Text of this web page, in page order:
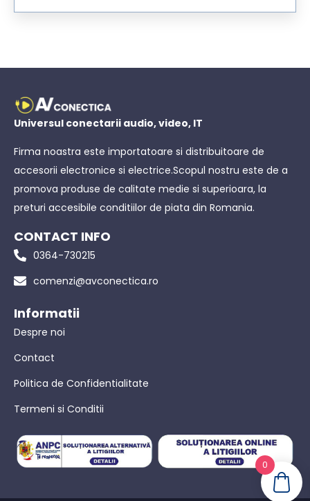
Universul conectarii audio, video, IT
Firma noastra este importatoare si distribuitoare de
accesorii electronice si electrice.Scopul nostru este de a
promova produse de calitate medie si superioara, la
preturi accesibile conditiilor de piata din Romania.
CONTACT INFO
0364-730215
comenzi@avconectica.ro
Informatii
Despre noi
Contact
Politica de Confidentialitate
Termeni si Conditii
0